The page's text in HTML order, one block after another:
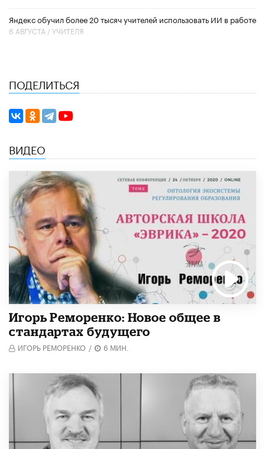
​Яндекс обучил более 20 тысяч учителей использовать ИИ в работе
6 АВГУСТА /УЧИТЕЛЯ
ПОДЕЛИТЬСЯ
ВИДЕО
Игорь Реморенко: Новое общее в
стандартах будущего
ИГОРЬ РЕМОРЕНКО / 6 МИН.